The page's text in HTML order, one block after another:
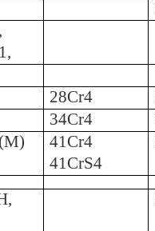
28Cr4
34Cr4
41Cr4
41CrS4